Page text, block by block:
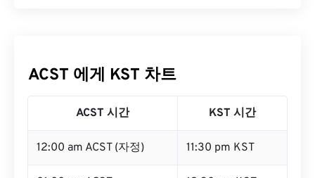
ACST 에게 KST 차트
ACST 시간 KST 시간
12:00 am ACST (자정) 11:30 pm KST